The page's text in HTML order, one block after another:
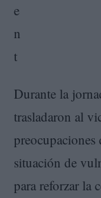
Durante la
trasladaron al
preocupaciones
situación de
para reforzar la